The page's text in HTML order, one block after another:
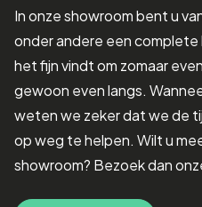
In onze showroom bent u
onder andere een
het fijn vindt om zomaar
gewoon even langs.
weten we zeker dat we de
op weg te helpen. Wilt u
showroom? Bezoek dan